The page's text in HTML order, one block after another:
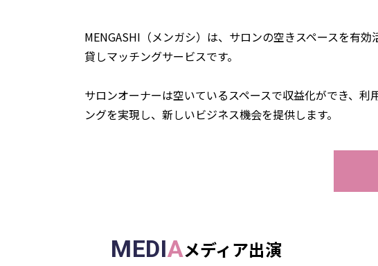
MENGASHI（メンガシ）は、サロンの空きスペースを有
貸しマッチングサービスです。
サロンオーナーは空いているスペースで収益化ができ、
ングを実現し、新しいビジネス機会を提供します。
MEDIAメディア出演